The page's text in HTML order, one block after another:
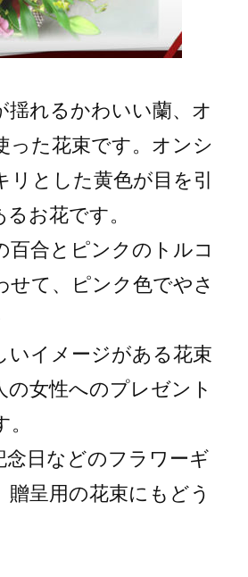
揺れるかわいい蘭、オ
った花束です。オンシ
リとした黄色が目を引
お花です。
百合とピンクのトルコ
せて、ピンク色でやさ
いイメージがある花束
の女性へのプレゼント
念日などのフラワーギ
贈呈用の花束にもどう